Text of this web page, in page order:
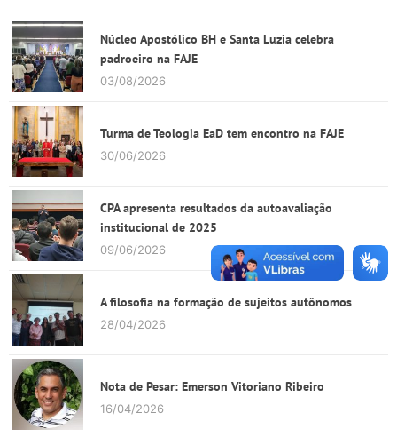
Núcleo Apostólico BH e Santa Luzia celebra
padroeiro na FAJE
03/08/2026
Turma de Teologia EaD tem encontro na FAJE
30/06/2026
CPA apresenta resultados da autoavaliação
institucional de 2025
09/06/2026
A filosofia na formação de sujeitos autônomos
28/04/2026
Nota de Pesar: Emerson Vitoriano Ribeiro
16/04/2026